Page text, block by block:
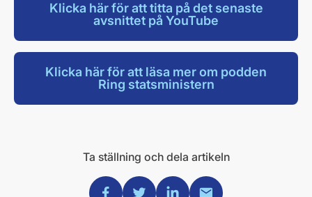
Klicka här för att titta på det senaste
avsnittet på YouTube
Klicka här för att läsa mer om podden
Ring statsministern
Ta ställning och dela artikeln
Dela via Facebook
Dela via Twitter
Dela via Linkedin
Dela via Mail